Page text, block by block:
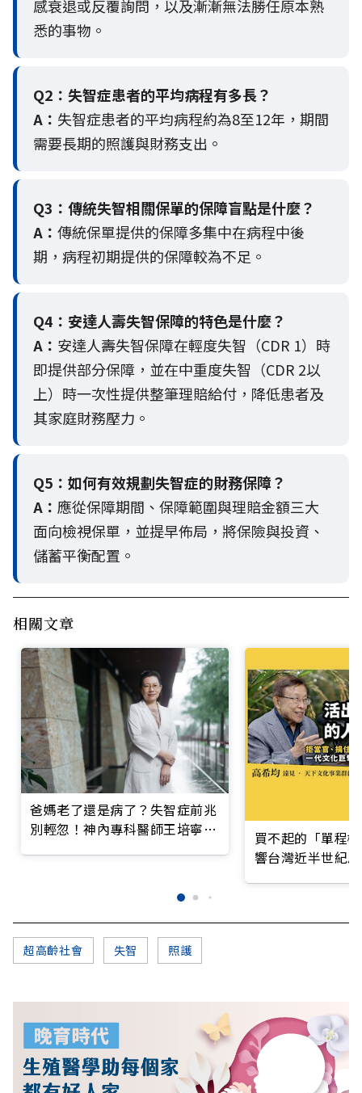
感衰退或反覆詢問，以及漸漸無法勝任原本熟
悉的事物。
Q2： 失智症患者的平均病程有多長？
A： 失智症患者的平均病程約為8至12年，期間
需要長期的照護與財務支出。
Q3： 傳統失智相關保單的保障盲點是什麼？
A： 傳統保單提供的保障多集中在病程中後
期，病程初期提供的保障較為不足。
Q4： 安達人壽失智保障的特色是什麼？
A： 安達人壽失智保障在輕度失智（CDR 1）時
即提供部分保障，並在中重度失智（CDR 2以
上）時一次性提供整筆理賠給付，降低患者及
其家庭財務壓力。
Q5： 如何有效規劃失智症的財務保障？
A： 應從保障期間、保障範圍與理賠金額三大
面向檢視保單，並提早佈局，將保險與投資、
儲蓄平衡配置。
相關文章
爸媽老了還是病了？失智症前兆
別輕忽！神內專科醫師王培寧呼
買不起的「單程
響台灣近半世紀
超高齡社會 失智 照護